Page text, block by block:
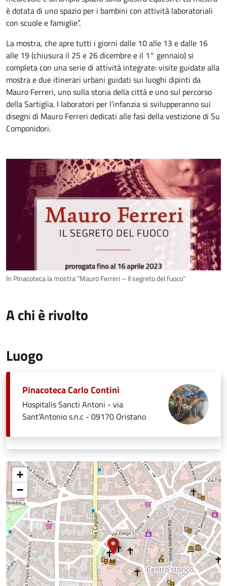
è dotata di uno spazio per i bambini con attività laboratoriali
con scuole e famiglie”.
La mostra, che apre tutti i giorni dalle 10 alle 13 e dalle 16
alle 19 (chiusura il 25 e 26 dicembre e il 1° gennaio) si
completa con una serie di attività integrate: visite guidate alla
mostra e due itinerari urbani guidati sui luoghi dipinti da
Mauro Ferreri, uno sulla storia della città e uno sul percorso
della Sartiglia. I laboratori per l’infanzia si svilupperanno sui
disegni di Mauro Ferreri dedicati alle fasi della vestizione di Su
Componidori.
In Pinacoteca la mostra “Mauro Ferreri – Il segreto del fuoco”
A chi è rivolto
Luogo
Pinacoteca Carlo Contini
Hospitalis Sancti Antoni - via
Sant’Antonio s.n.c - 09170 Oristano
+
−